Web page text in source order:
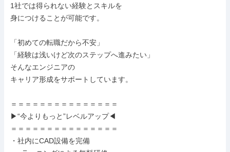
1社では得られない経験とスキルを
身につけることが可能です。
「初めての転職だから不安」
「経験は浅いけど次のステップへ進みたい」
そんなエンジニアの
キャリア形成をサポートしています。
＝＝＝＝＝＝＝＝＝＝＝＝＝＝＝
▶“今よりもっと”レベルアップ◀
＝＝＝＝＝＝＝＝＝＝＝＝＝＝＝
・社内にCAD設備を完備